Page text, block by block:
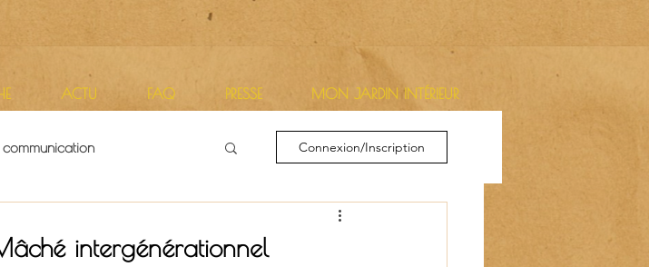
Connexion/Inscription
intergénérationnel
ACTU FAQ PRESSE MON JARDIN INTÉRIEUR